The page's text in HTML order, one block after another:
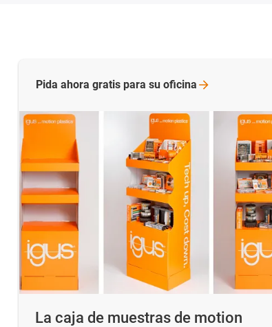
La caja de muestras de motion
Pida ahora gratis para su oficina